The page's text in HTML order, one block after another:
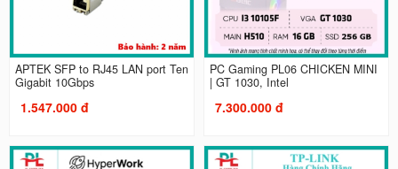
APTEK SFP to RJ45 LAN port Ten
Gigabit 10Gbps
1.547.000 đ
PC Gaming PL06 CHICKEN MINI
| GT 1030, Intel
7.300.000 đ